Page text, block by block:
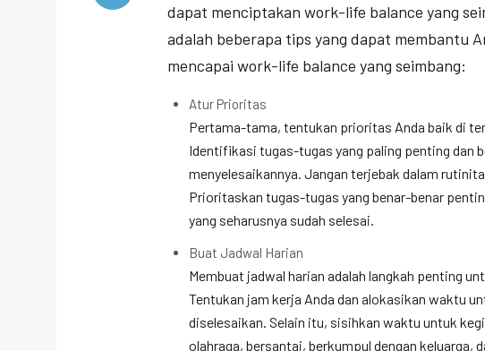
dapat menciptakan work-life balance yang
adalah beberapa tips yang dapat membantu
mencapai work-life balance yang seimbang:
Atur Prioritas
Pertama-tama, tentukan prioritas Anda baik di
Identifikasi tugas-tugas yang paling penting dan
menyelesaikannya. Jangan terjebak dalam
Prioritaskan tugas-tugas yang benar-benar
yang seharusnya sudah selesai.
Buat Jadwal Harian
Membuat jadwal harian adalah langkah penting
Tentukan jam kerja Anda dan alokasikan waktu
diselesaikan. Selain itu, sisihkan waktu untuk
olahraga, bersantai, berkumpul dengan keluarga,